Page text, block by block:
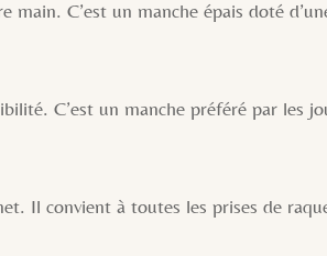
C’est un manche épais doté
C’est un manche préféré par les
Il convient à toutes les prises de